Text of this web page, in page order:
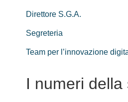
Direttore S.G.A.
Segreteria
Team per l’innovazione
I numeri della